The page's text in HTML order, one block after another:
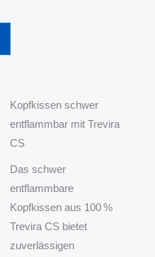
Kopfkissen schwer
entflammbar mit Trevira
CS
Das schwer
entflammbare
Kopfkissen aus 100 %
Trevira CS bietet
zuverlässigen